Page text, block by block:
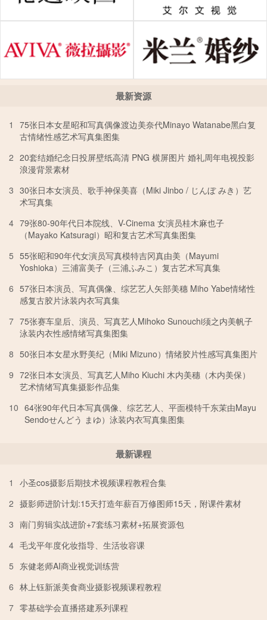
最新资源
1
75张日本女星昭和写真偶像渡边美奈代Minayo Watanabe黑白复
古情绪性感艺术写真集图集
2 20套结婚纪念日投屏壁纸高清 PNG 横屏图片 婚礼周年电视投影
浪漫背景素材
3 30张日本女演员、歌手神保美喜（Miki Jinbo / じんぼ みき）艺
术写真集
4 79张80-90年代日本院线、V-Cinema 女演员桂木麻也子
（Mayako Katsuragi）昭和复古艺术写真集图集
5 55张昭和90年代女演员写真模特吉冈真由美（Mayumi
Yoshioka）三浦富美子（三浦ふみこ）复古艺术写真集
6 57张日本演员、写真偶像、综艺艺人矢部美穗 Miho Yabe情绪性
感复古胶片泳装内衣写真集
7 75张赛车皇后、演员、写真艺人Mihoko Sunouchi须之内美帆子
泳装内衣性感情绪写真集图集
8 50张日本女星水野美纪（Miki Mizuno）情绪胶片性感写真集图片
9 72张日本女演员、写真艺人Miho Kiuchi 木内美穗（木内美保）
艺术情绪写真集摄影作品集
10 64张90年代日本写真偶像、综艺艺人、平面模特千东茉由Mayu
Sendoせんどう まゆ）泳装内衣写真集图集
最新课程
1
小圣cos摄影后期技术视频课程教程合集
2 摄影师进阶计划:15天打造年薪百万修图师15天，附课件素材
3 南门剪辑实战进阶+7套练习素材+拓展资源包
4 毛戈平年度化妆指导、生活妆容课
5 东健老师AI商业视觉训练营
6 林上钰新派美食商业摄影视频课程教程
7 零基础学会直播搭建系列课程